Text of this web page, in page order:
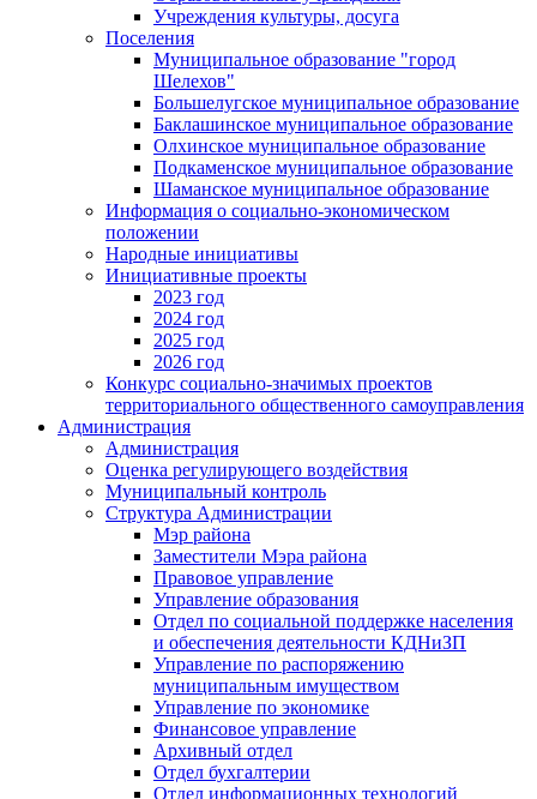
Учреждения культуры, досуга
Поселения
Муниципальное образование "город
Шелехов"
Большелугское муниципальное образование
Баклашинское муниципальное образование
Олхинское муниципальное образование
Подкаменское муниципальное образование
Шаманское муниципальное образование
Информация о социально-экономическом
положении
Народные инициативы
Инициативные проекты
2023 год
2024 год
2025 год
2026 год
Конкурс социально-значимых проектов
территориального общественного самоуправления
Администрация
Администрация
Оценка регулирующего воздействия
Муниципальный контроль
Структура Администрации
Мэр района
Заместители Мэра района
Правовое управление
Управление образования
Отдел по социальной поддержке населения
и обеспечения деятельности КДНиЗП
Управление по распоряжению
муниципальным имуществом
Управление по экономике
Финансовое управление
Архивный отдел
Отдел бухгалтерии
Отдел информационных технологий